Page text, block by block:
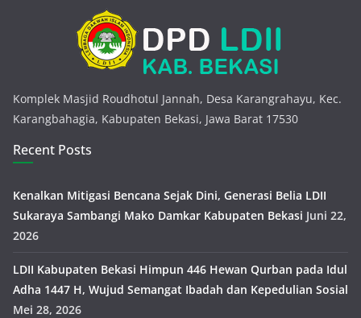
Komplek Masjid Roudhotul Jannah, Desa Karangrahayu, Kec.
Karangbahagia, Kabupaten Bekasi, Jawa Barat 17530
Recent Posts
Kenalkan Mitigasi Bencana Sejak Dini, Generasi Belia LDII
Sukaraya Sambangi Mako Damkar Kabupaten Bekasi Juni 22,
2026
LDII Kabupaten Bekasi Himpun 446 Hewan Qurban pada Idul
Adha 1447 H, Wujud Semangat Ibadah dan Kepedulian Sosial
Mei 28, 2026